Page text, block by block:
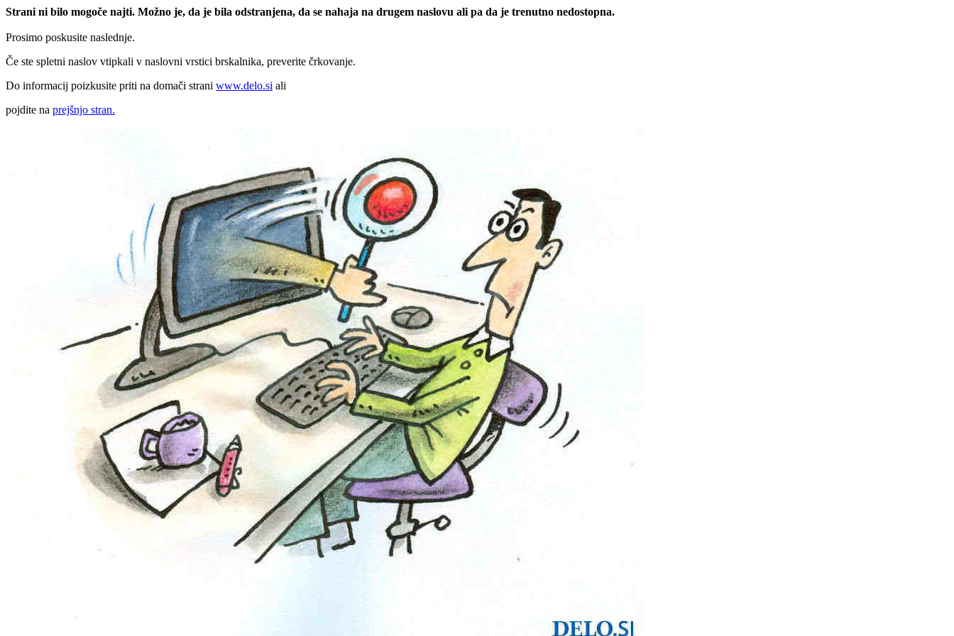
Strani ni bilo mogoče najti. Možno je, da je bila odstranjena, da se nahaja na drugem naslovu ali pa da je trenutno nedostopna.
Prosimo poskusite naslednje.
Če ste spletni naslov vtipkali v naslovni vrstici brskalnika, preverite črkovanje.
Do informacij poizkusite priti na domači strani www.delo.si ali
pojdite na prejšnjo stran.